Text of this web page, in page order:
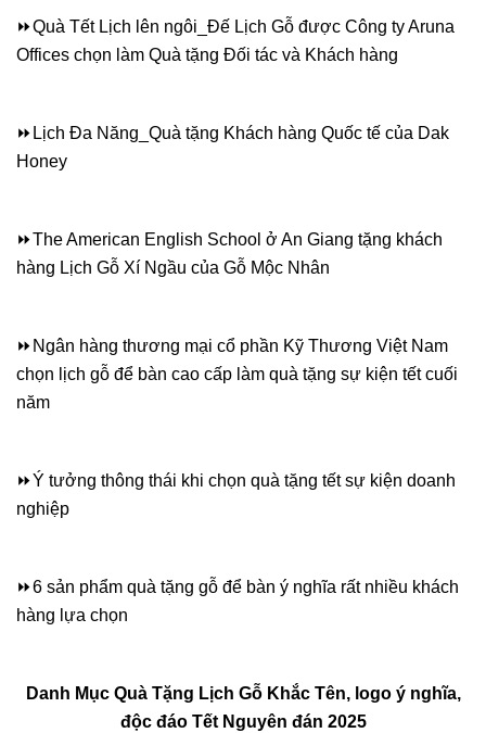
⏩Quà Tết Lịch lên ngôi_Đế Lịch Gỗ được Công ty Aruna
Offices chọn làm Quà tặng Đối tác và Khách hàng
⏩ Lịch Đa Năng_Quà tặng Khách hàng Quốc tế của Dak
Honey
⏩The American English School ở An Giang tặng khách
hàng Lịch Gỗ Xí Ngầu của Gỗ Mộc Nhân
⏩ Ngân hàng thương mại cổ phần Kỹ Thương Việt Nam
chọn lịch gỗ để bàn cao cấp làm quà tặng sự kiện tết cuối
năm
⏩Ý tưởng thông thái khi chọn quà tặng tết sự kiện doanh
nghiệp
⏩6 sản phẩm quà tặng gỗ để bàn ý nghĩa rất nhiều khách
hàng lựa chọn
Danh Mục Quà Tặng Lịch Gỗ Khắc Tên, logo ý nghĩa,
độc đáo Tết Nguyên đán 2025